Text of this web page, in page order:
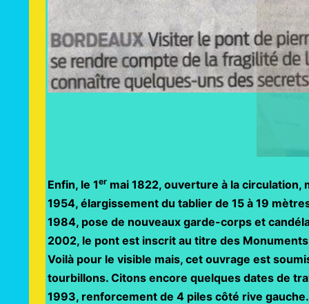
Enfin, le 1ermai 1822, ouverture à la circulation,
1954, élargissement du tablier de 15 à 19
1984, pose de nouveaux garde-corps et
2002, le pont est inscrit au titre des
Voilà pour le visible mais, cet ouvrage est
tourbillons. Citons encore quelques dates de
1993, renforcement de 4 piles côté rive gauche.